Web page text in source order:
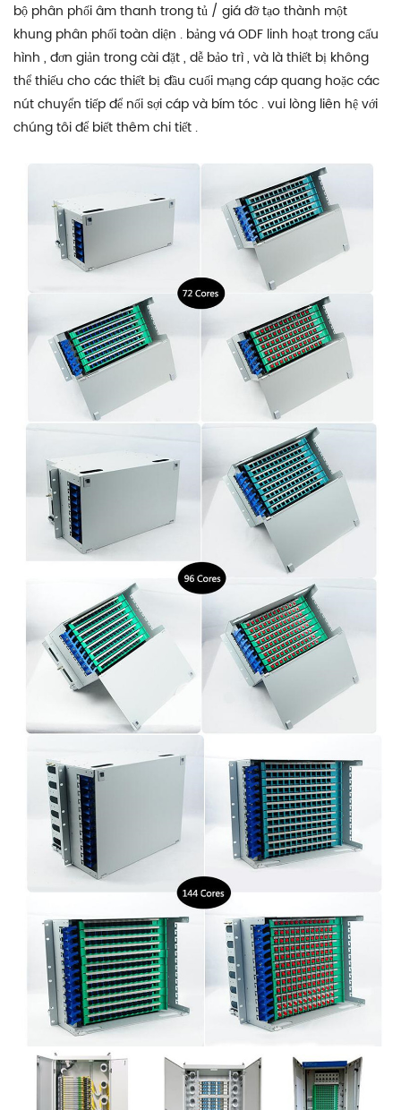
bộ phân phối âm thanh trong tủ / giá đỡ tạo thành một
khung phân phối toàn diện . bảng vá ODF linh hoạt trong cấu
hình , đơn giản trong cài đặt , dễ bảo trì , và là thiết bị không
thể thiếu cho các thiết bị đầu cuối mạng cáp quang hoặc các
nút chuyển tiếp để nối sợi cáp và bím tóc . vui lòng liên hệ với
chúng tôi để biết thêm chi tiết .